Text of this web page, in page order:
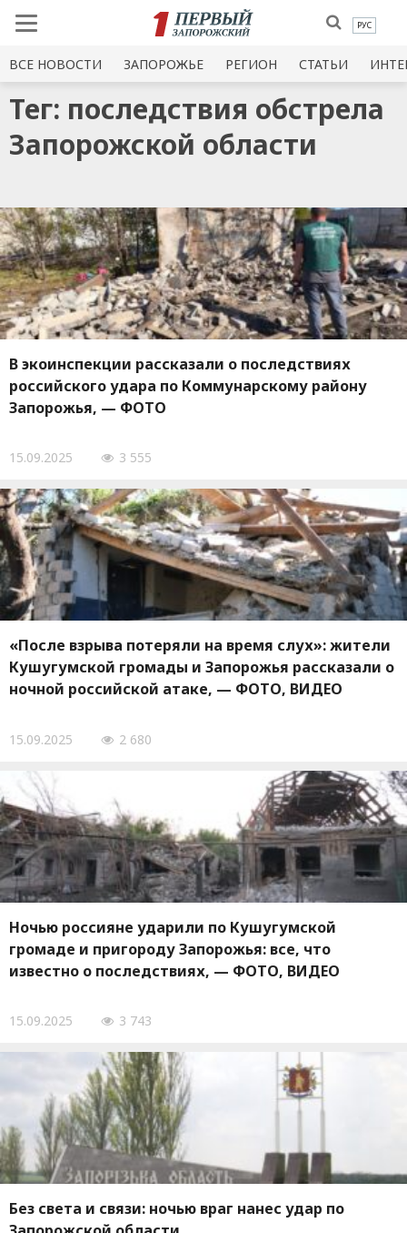
РУС
ВСЕ НОВОСТИ ЗАПОРОЖЬЕ РЕГИОН СТАТЬИ
Тег: последствия обстрела
Запорожской области
В экоинспекции рассказали о последствиях
российского удара по Коммунарскому району
Запорожья, — ФОТО
15.09.2025 3 555
«После взрыва потеряли на время слух»: жители
Кушугумской громады и Запорожья рассказали о
ночной российской атаке, — ФОТО, ВИДЕО
15.09.2025 2 680
Ночью россияне ударили по Кушугумской
громаде и пригороду Запорожья: все, что
известно о последствиях, — ФОТО, ВИДЕО
15.09.2025 3 743
Без света и связи: ночью враг нанес удар по